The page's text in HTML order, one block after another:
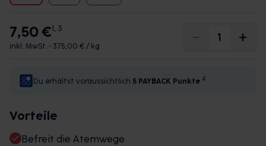
7,50 €1, 3
inkl. MwSt. • 375,00 € / kg
Du erhältst voraussichtlich 5 PAYBACK Punkte 4
Vorteile
Befreit die Atemwege